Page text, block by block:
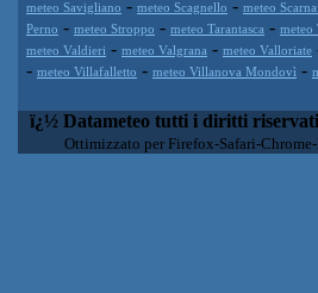
meteo Savigliano - meteo Scagnello - meteo
Perno - meteo Stroppo - meteo Tarantasca - meteo
meteo Valdieri - meteo Valgrana - meteo Valloriate
- meteo Villafalletto - meteo Villanova Mondovì -
ï¿½ Datameteo tutti i diritti riservati
Ottimizzato per Firefox-Safari-